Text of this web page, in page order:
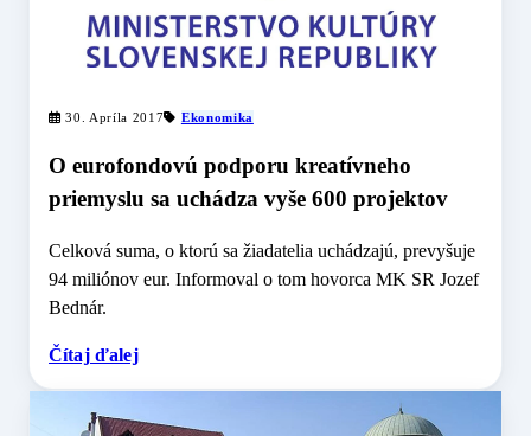
30. Apríla 2017 Ekonomika
O eurofondovú podporu kreatívneho
priemyslu sa uchádza vyše 600 projektov
Celková suma, o ktorú sa žiadatelia uchádzajú, prevyšuje
94 miliónov eur. Informoval o tom hovorca MK SR Jozef
Bednár.
Čítaj ďalej